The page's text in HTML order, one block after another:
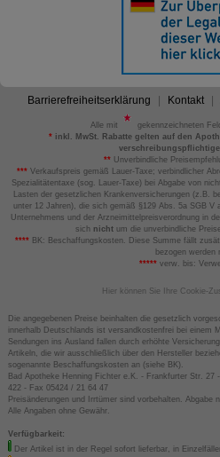
Barrierefreiheitserklärung Kontakt
Alle mit
gekennzeichneten
*inkl. MwSt. Rabatte gelten auf den
verschreibungspflichtige
** Unverbindliche
*** Verkaufspreis gemäß Lauer-Taxe; verbindlicher
Spezialitätentaxe (sog. Lauer-Taxe) bei Abgabe von
Lasten der gesetzlichen Krankenversicherungen (z.B.
unter 12 Jahren), die sich gemäß §129 Abs. 5a SGB V
Unternehmens und der Arzneimittelpreisverordnung in
sich nicht um die unverbindliche
****BK: Beschaffungskosten. Diese Summe fällt
bezogen werden
*****verw. bis:
Hier können Sie Ihre Cookie-
Die angegebenen Preise beinhalten die gesetzlich
innerhalb Deutschlands ist versandkostenfrei bei einem
Sendungen ins Ausland fallen durch erhöhte
Artikeln, die wir ausschließlich über den Hersteller
sogenannte Beschaffungskosten an (siehe BK).
Bad Apotheke Henning Fichter e.K. - Frankfurter Str. 27
422 - Fax 05424 / 21 64 47
Preisänderungen und Irrtümer sind vorbehalten. Abgabe
Alle Angaben ohne Gewähr.
Verfügbarkeit:
Der Artikel ist in der Regel sofort lieferbar, in